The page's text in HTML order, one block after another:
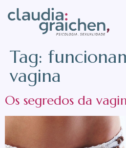
Tag:
vagina
Os segredos da